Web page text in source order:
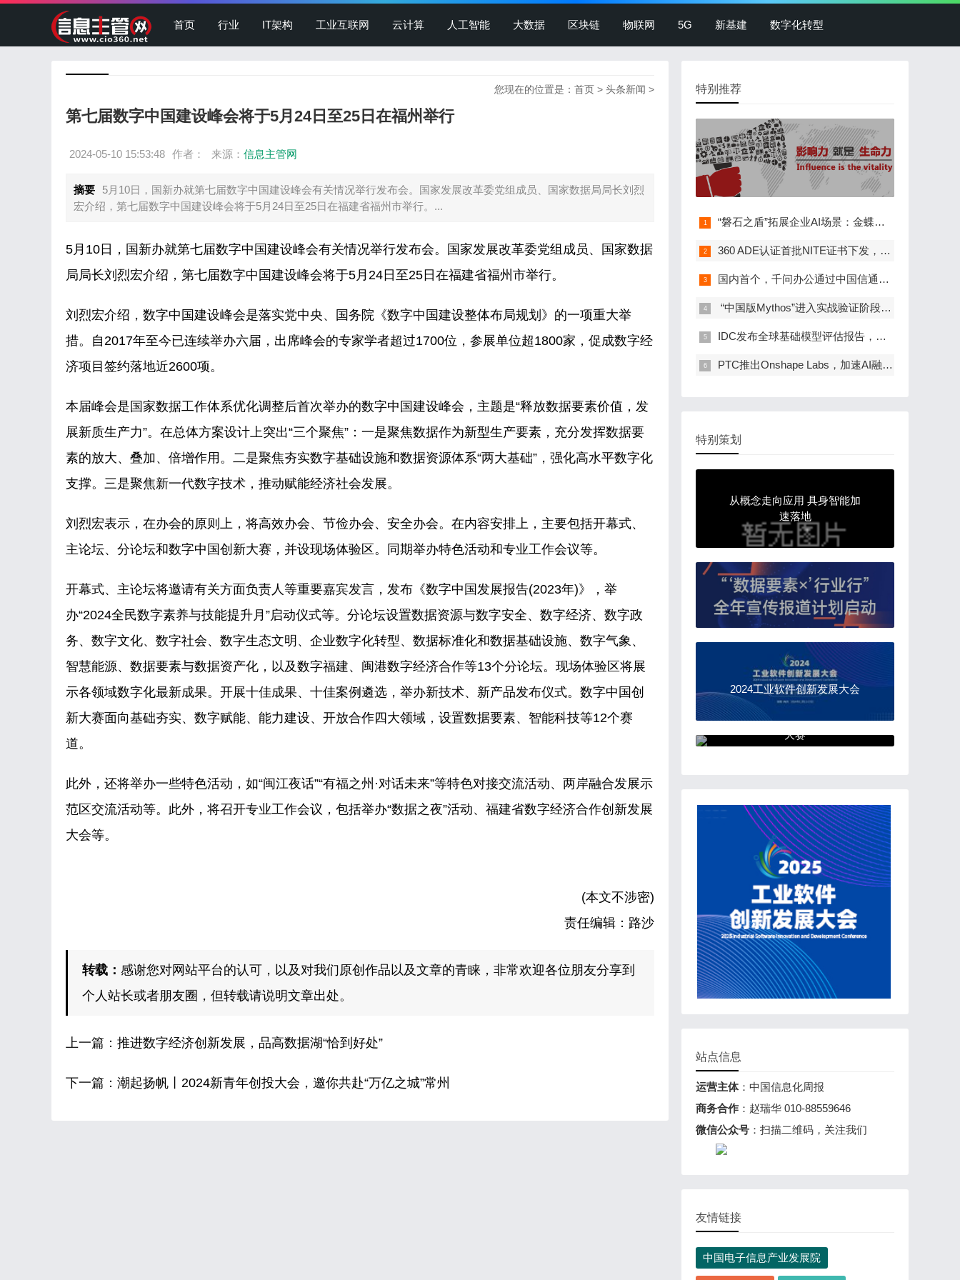
首页 行业 IT架构 工业互联网 云计算 人工智能 大数据 区块链 物联网 5G 新基建 数字化转型
您现在的位置是： 首页 > 头条新闻 >
第七届数字中国建设峰会将于5月24日至25日在福州举行
2024-05-10 15:53:48 作者： 来源： 信息主管网
摘要
5月10日，国新办就第七届数字中国建设峰会有关情况举行发布会。国家发展改革委党组成员、国家数据局局长刘烈
宏介绍，第七届数字中国建设峰会将于5月24日至25日在福建省福州市举行。...
5月10日，国新办就第七届数字中国建设峰会有关情况举行发布会。国家发展改革委党组成员、国家数据
局局长刘烈宏介绍，第七届数字中国建设峰会将于5月24日至25日在福建省福州市举行。
刘烈宏介绍，数字中国建设峰会是落实党中央、国务院《数字中国建设整体布局规划》的一项重大举
措。自2017年至今已连续举办六届，出席峰会的专家学者超过1700位，参展单位超1800家，促成数字经
济项目签约落地近2600项。
本届峰会是国家数据工作体系优化调整后首次举办的数字中国建设峰会，主题是“释放数据要素价值，发
展新质生产力”。在总体方案设计上突出“三个聚焦”：一是聚焦数据作为新型生产要素，充分发挥数据要
素的放大、叠加、倍增作用。二是聚焦夯实数字基础设施和数据资源体系“两大基础”，强化高水平数字化
支撑。三是聚焦新一代数字技术，推动赋能经济社会发展。
刘烈宏表示，在办会的原则上，将高效办会、节俭办会、安全办会。在内容安排上，主要包括开幕式、
主论坛、分论坛和数字中国创新大赛，并设现场体验区。同期举办特色活动和专业工作会议等。
开幕式、主论坛将邀请有关方面负责人等重要嘉宾发言，发布《数字中国发展报告(2023年)》，举
办“2024全民数字素养与技能提升月”启动仪式等。分论坛设置数据资源与数字安全、数字经济、数字政
务、数字文化、数字社会、数字生态文明、企业数字化转型、数据标准化和数据基础设施、数字气象、
智慧能源、数据要素与数据资产化，以及数字福建、闽港数字经济合作等13个分论坛。现场体验区将展
示各领域数字化最新成果。开展十佳成果、十佳案例遴选，举办新技术、新产品发布仪式。数字中国创
新大赛面向基础夯实、数字赋能、能力建设、开放合作四大领域，设置数据要素、智能科技等12个赛
道。
此外，还将举办一些特色活动，如“闽江夜话”“有福之州·对话未来”等特色对接交流活动、两岸融合发展示
范区交流活动等。此外，将召开专业工作会议，包括举办“数据之夜”活动、福建省数字经济合作创新发展
大会等。
(本文不涉密)
责任编辑：路沙
转载： 感谢您对网站平台的认可，以及对我们原创作品以及文章的青睐，非常欢迎各位朋友分享到
个人站长或者朋友圈，但转载请说明文章出处。
上一篇： 推进数字经济创新发展，品高数据湖“恰到好处”
下一篇： 潮起扬帆丨2024新青年创投大会，邀你共赴“万亿之城”常州
特别推荐
“磐石之盾”拓展企业AI场景：金蝶灵基接入360…
360 ADE认证首批NITE证书下发，政、企、校等…
国内首个，千问办公通过中国信通院办公智能体…
​ “中国版Mythos”进入实战验证阶段，麒麟…
IDC发布全球基础模型评估报告，阿里云是唯一入…
PTC推出Onshape Labs，加速AI融入产品开发流程
特别策划
从概念走向应用 具身智能加
速落地
2024工业软件创新发展大会
“中国软件杯”大学生软件设计
大赛
站点信息
运营主体：中国信息化周报
商务合作 ：赵瑞华 010-88559646
微信公众号 ：扫描二维码，关注我们
友情链接
中国电子信息产业发展院